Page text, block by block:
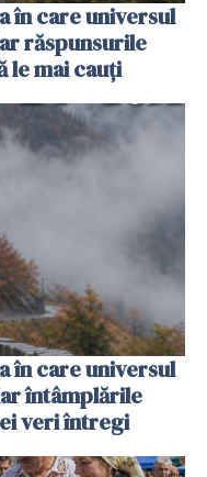
în care universul
răspunsurile
le mai cauți
în care universul
întâmplările
veri întregi